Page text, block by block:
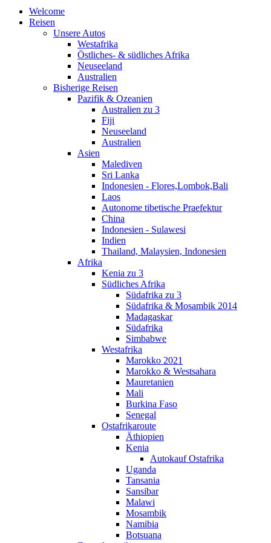
Welcome
Reisen
Unsere Autos
Westafrika
Östliches- & südliches Afrika
Neuseeland
Australien
Bisherige Reisen
Pazifik & Ozeanien
Australien zu 3
Fiji
Neuseeland
Australien
Asien
Malediven
Sri Lanka
Indonesien - Flores,Lombok,Bali
Laos
Autonome tibetische Praefektur
China
Indonesien - Sulawesi
Indien
Thailand, Malaysien, Indonesien
Afrika
Kenia zu 3
Südliches Afrika
Südafrika zu 3
Südafrika & Mosambik 2014
Madagaskar
Südafrika
Simbabwe
Westafrika
Marokko 2021
Marokko & Westsahara
Mauretanien
Mali
Burkina Faso
Senegal
Ostafrikaroute
Äthiopien
Kenia
Autokauf Ostafrika
Uganda
Tansania
Sansibar
Malawi
Mosambik
Namibia
Botsuana